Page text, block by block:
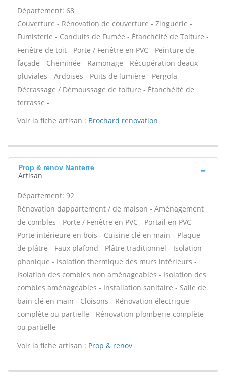
Département: 68
Couverture - Rénovation de couverture - Zinguerie -
Fumisterie - Conduits de Fumée - Étanchéité de Toiture -
Fenêtre de toit - Porte / Fenêtre en PVC - Peinture de
façade - Cheminée - Ramonage - Récupération deaux
pluviales - Ardoises - Puits de lumière - Pergola -
Décrassage / Démoussage de toiture - Étanchéité de
terrasse -
Voir la fiche artisan : Brochard renovation
Prop & renov Nanterre
Artisan
Département: 92
Rénovation dappartement / de maison - Aménagement
de combles - Porte / Fenêtre en PVC - Portail en PVC -
Porte intérieure en bois - Cuisine clé en main - Plaque
de plâtre - Faux plafond - Plâtre traditionnel - Isolation
phonique - Isolation thermique des murs intérieurs -
Isolation des combles non aménageables - Isolation des
combles aménageables - Installation sanitaire - Salle de
bain clé en main - Cloisons - Rénovation électrique
complète ou partielle - Rénovation plomberie complète
ou partielle -
Voir la fiche artisan : Prop & renov